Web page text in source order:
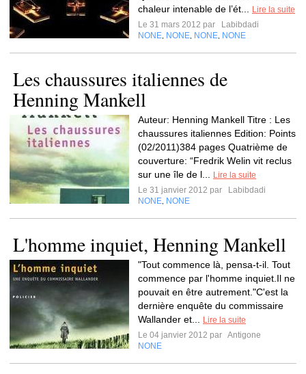
chaleur intenable de l’ét...
Lire la suite
Le 31 mars 2012 par
Labibdadi
NONE NONE NONE NONE
Les chaussures italiennes de
Henning Mankell
Auteur: Henning Mankell Titre : Les
chaussures italiennes Edition: Points
(02/2011)384 pages Quatrième de
couverture: “Fredrik Welin vit reclus
sur une île de l...
Lire la suite
Le 31 janvier 2012 par
Labibdadi
NONE NONE
L'homme inquiet, Henning Mankell
"Tout commence là, pensa-t-il. Tout
commence par l'homme inquiet.Il ne
pouvait en être autrement."C'est la
dernière enquête du commissaire
Wallander et...
Lire la suite
Le 04 janvier 2012 par Antigone
NONE